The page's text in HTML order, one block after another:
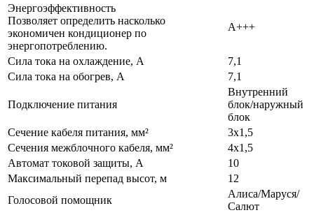
Энергоэффективность
Позволяет определить насколько
экономичен кондиционер по
энергопотреблению.
A+++
Сила тока на охлаждение, А
7,1
Сила тока на обогрев, А
7,1
Подключение питания
Внутренний
блок/наружный
блок
Сечение кабеля питания, мм²
3х1,5
Сечения межблочного кабеля, мм²
4х1,5
Автомат токовой защиты, А
10
Максимальный перепад высот, м
12
Голосовой помощник
Алиса/Маруся/
Салют